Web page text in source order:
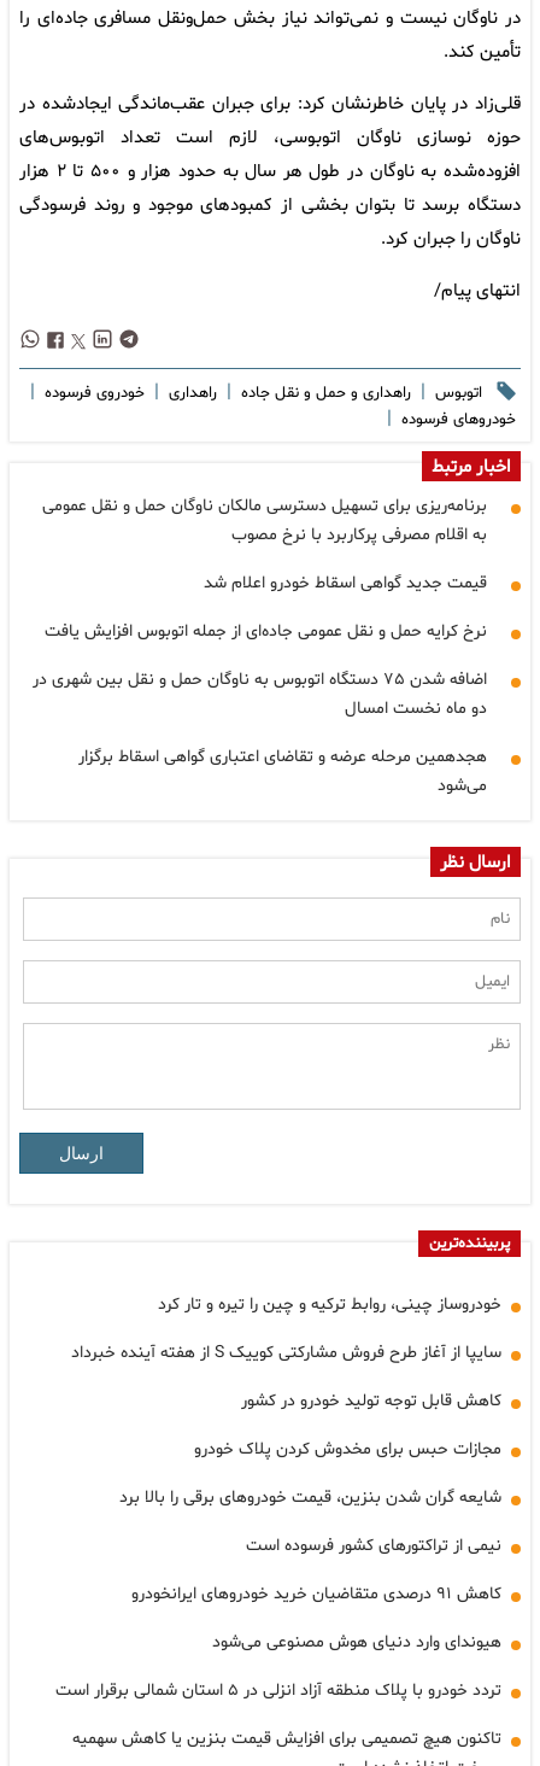
در ناوگان نیست و نمی‌تواند نیاز بخش حمل‌ونقل مسافری جاده‌ای را
تأمین کند.
قلی‌زاد در پایان خاطرنشان کرد: برای جبران عقب‌ماندگی ایجادشده در
حوزه نوسازی ناوگان اتوبوسی، لازم است تعداد اتوبوس‌های
افزوده‌شده به ناوگان در طول هر سال به حدود هزار و ۵۰۰ تا ۲ هزار
دستگاه برسد تا بتوان بخشی از کمبودهای موجود و روند فرسودگی
ناوگان را جبران کرد.
انتهای پیام/
اتوبوس | راهداری و حمل و نقل جاده | راهداری | خودروی فرسوده |
خودروهای فرسوده |
اخبار مرتبط
برنامه‌ریزی برای تسهیل دسترسی مالکان ناوگان حمل و نقل عمومی
به اقلام مصرفی پرکاربرد با نرخ مصوب
قیمت جدید گواهی اسقاط خودرو اعلام شد
نرخ کرایه حمل و نقل عمومی جاده‌ای از جمله اتوبوس افزایش یافت
اضافه شدن ۷۵ دستگاه اتوبوس به ناوگان حمل و نقل بین شهری در
دو ماه نخست امسال
هجدهمین مرحله عرضه و تقاضای اعتباری گواهی اسقاط برگزار
می‌شود
ارسال نظر
ارسال
پربیننده‌ترین
خودروساز چینی، روابط ترکیه و چین را تیره و تار کرد
سایپا از آغاز طرح فروش مشارکتی کوییک S از هفته آینده خبرداد
کاهش قابل توجه تولید خودرو در کشور
مجازات حبس برای مخدوش کردن پلاک خودرو
شایعه گران شدن بنزین، قیمت خودروهای برقی را بالا برد
نیمی از تراکتورهای کشور فرسوده است
کاهش ۹۱ درصدی متقاضیان خرید خودروهای ایرانخودرو
هیوندای وارد دنیای هوش مصنوعی می‌شود
تردد خودرو با پلاک منطقه آزاد انزلی در ۵ استان شمالی برقرار است
تاکنون هیچ تصمیمی برای افزایش قیمت بنزین یا کاهش سهمیه